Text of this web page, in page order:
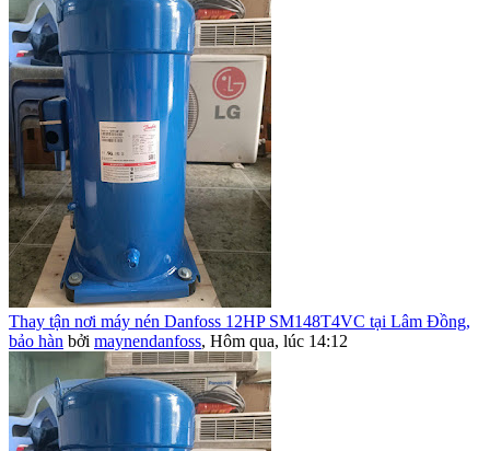
Thay tận nơi máy nén Danfoss 12HP SM148T4VC tại Lâm Đồng,
bảo hàn bởi maynendanfoss, Hôm qua, lúc 14:12